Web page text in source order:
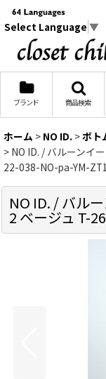
Select Language ▼
ブランド 商品検索
ホーム > NO ID. >ボト
> NO ID. / バルーンイ
22-038-NO-pa-YM-
NO ID. / バル
2 ベージュ T-